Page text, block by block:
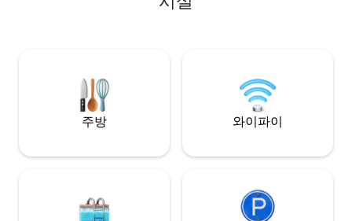
전원주택의 상태가 좋고 그 옆에는 실내 퇴
룹과 함께 휴식을 취해보세요.
주방 와이파이